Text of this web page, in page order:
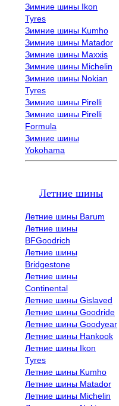
Зимние шины Ikon
Tyres
Зимние шины Kumho
Зимние шины Matador
Зимние шины Maxxis
Зимние шины Michelin
Зимние шины Nokian
Tyres
Зимние шины Pirelli
Зимние шины Pirelli
Formula
Зимние шины
Yokohama
Летние шины
Летние шины Barum
Летние шины
BFGoodrich
Летние шины
Bridgestone
Летние шины
Continental
Летние шины Gislaved
Летние шины Goodride
Летние шины Goodyear
Летние шины Hankook
Летние шины Ikon
Tyres
Летние шины Kumho
Летние шины Matador
Летние шины Michelin